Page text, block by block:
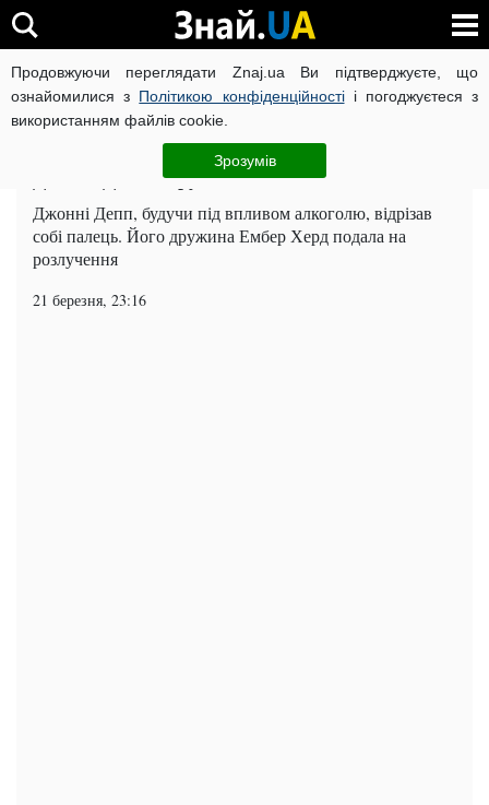
Продовжуючи переглядати Znaj.ua Ви підтверджуєте, що
ознайомилися з Політикою конфіденційностіі погоджуєтеся з
використанням файлів cookie.
Зрозумів
ВІЙНА РОСІЇ ПРОТИ УКРАЇНИ КОРОНАВІРУС В УКРАЇНІ
Шоу-бізнес ЧИТАТЬ НА РУССКОМ
Джонні Депп відрубав собі палець (ФОТО)
Джонні Депп, будучи під впливом алкоголю, відрізав
собі палець. Його дружина Ембер Херд подала на
розлучення
21 березня, 23:16